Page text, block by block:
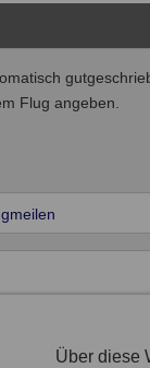
Flug angeben.
Über diese